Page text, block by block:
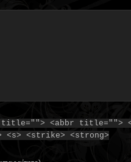
<abbr title="">
<s> <strike> <strong>